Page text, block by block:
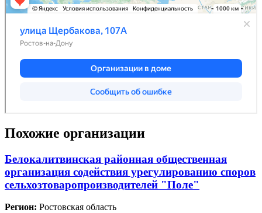
Похожие организации
Белокалитвинская районная общественная
организация содействия урегулированию споров
сельхозтоваропроизводителей "Поле"
Регион: Ростовская область